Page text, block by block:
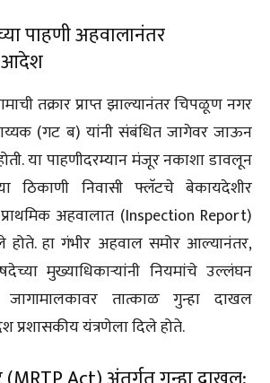
पाहणी अहवालानंतर
आदेश
तक्रार प्राप्त झाल्यानंतर चिपळूण नगर
(गट ब) यांनी संबंधित जागेवर जाऊन
या पाहणीदरम्यान मंजूर नकाशा डावलून
ठिकाणी निवासी फ्लॅटचे बेकायदेशीर
अहवालात (Inspection Report)
होते. हा गंभीर अहवाल समोर आल्यानंतर,
मुख्याधिकाऱ्यांनी नियमांचे उल्लंघन
तात्काळ गुन्हा दाखल
यंत्रणेला दिले होते.